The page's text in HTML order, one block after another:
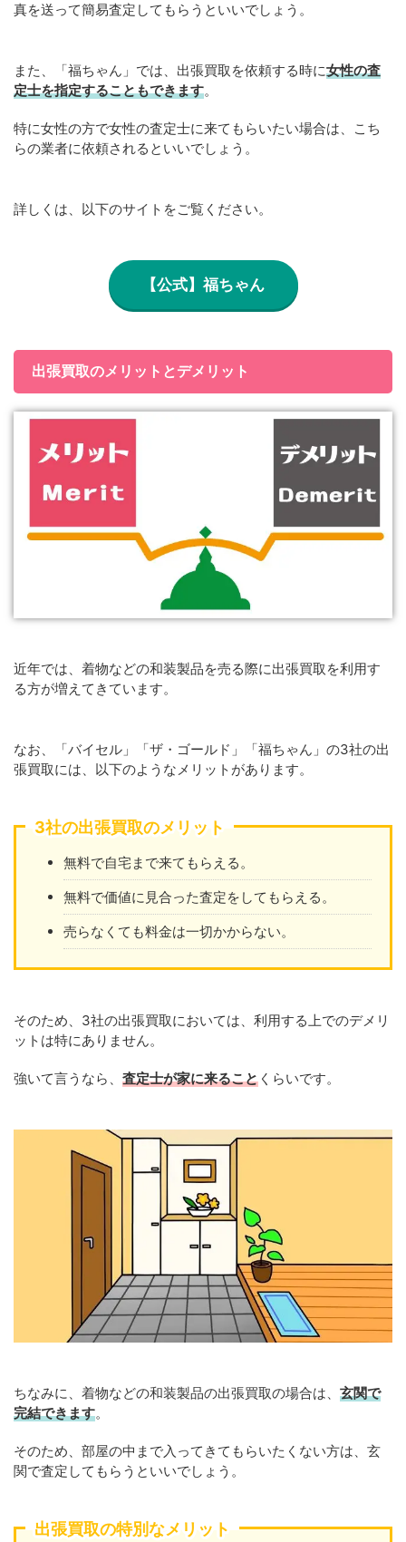
真を送って簡易査定してもらうといいでしょう。
また、「福ちゃん」では、出張買取を依頼する時に女性の査
定士を指定することもできます。
特に女性の方で女性の査定士に来てもらいたい場合は、こち
らの業者に依頼されるといいでしょう。
詳しくは、以下のサイトをご覧ください。
【公式】福ちゃん
出張買取のメリットとデメリット
近年では、着物などの和装製品を売る際に出張買取を利用す
る方が増えてきています。
なお、「バイセル」「ザ・ゴールド」「福ちゃん」の3社の出
張買取には、以下のようなメリットがあります。
3社の出張買取のメリット
無料で自宅まで来てもらえる。
無料で価値に見合った査定をしてもらえる。
売らなくても料金は一切かからない。
そのため、3社の出張買取においては、利用する上でのデメリ
ットは特にありません。
強いて言うなら、 査定士が家に来ること くらいです。
ちなみに、着物などの和装製品の出張買取の場合は、 玄関で
完結できます。
そのため、部屋の中まで入ってきてもらいたくない方は、玄
関で査定してもらうといいでしょう。
出張買取の特別なメリット